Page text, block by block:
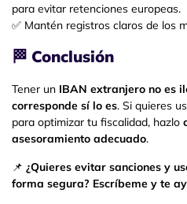
para evitar retenciones europeas.
✅ Mantén registros claros de los
🏁 Conclusión
Tener un IBAN extranjero no es
corresponde sí lo es. Si quieres
para optimizar tu fiscalidad, hazlo
asesoramiento adecuado.
📌 ¿Quieres evitar sanciones y
forma segura? Escríbeme y te